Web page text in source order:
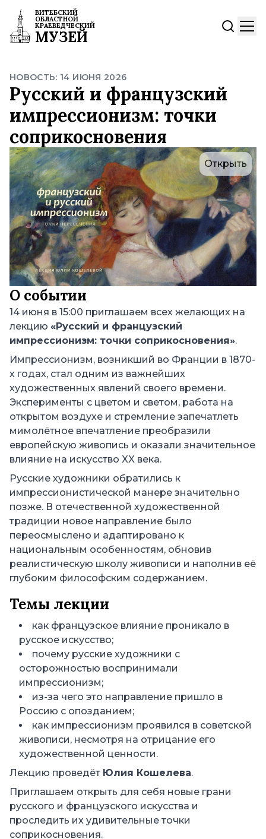
ВИТЕБСКИЙ
ОБЛАСТНОЙ
КРАЕВЕДЧЕСКИЙ
МУЗЕЙ
НОВОСТЬ: 14 ИЮНЯ 2026
Русский и французский
импрессионизм: точки
соприкосновения
Открыть
О событии
14 июня в 15:00 приглашаем всех желающих на
лекцию «Русский и французский
импрессионизм: точки соприкосновения».
Импрессионизм, возникший во Франции в 1870-
х годах, стал одним из важнейших
художественных явлений своего времени.
Эксперименты с цветом и светом, работа на
открытом воздухе и стремление запечатлеть
мимолётное впечатление преобразили
европейскую живопись и оказали значительное
влияние на искусство XX века.
Русские художники обратились к
импрессионистической манере значительно
позже. В отечественной художественной
традиции новое направление было
переосмыслено и адаптировано к
национальным особенностям, обновив
реалистическую школу живописи и наполнив её
глубоким философским содержанием.
Темы лекции
как французское влияние проникало в
русское искусство;
почему русские художники с
осторожностью воспринимали
импрессионизм;
из-за чего это направление пришло в
Россию с опозданием;
как импрессионизм проявился в советской
живописи, несмотря на отрицание его
художественной ценности.
Лекцию проведёт Юлия Кошелева.
Приглашаем открыть для себя новые грани
русского и французского искусства и
проследить их удивительные точки
соприкосновения.